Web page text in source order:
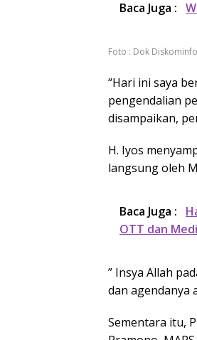
Baca Juga :
Foto : Dok
“Hari ini saya
pengendalian
disampaikan,
H. Iyos
langsung oleh
Baca Juga :
OTT dan
” Insya Allah
dan agendanya
Sementara itu,